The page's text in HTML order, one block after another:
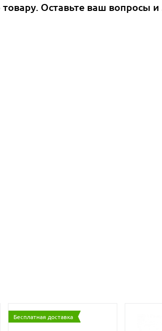
Оставьте ваш вопросы
Бесплатная доставка